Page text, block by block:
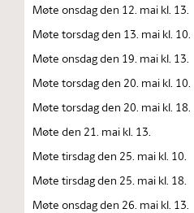
Møte onsdag den 12. mai kl. 13.
Møte torsdag den 13. mai kl. 10.
Møte onsdag den 19. mai kl. 13.
Møte torsdag den 20. mai kl. 10.
Møte torsdag den 20. mai kl. 18.
Møte den 21. mai kl. 13.
Møte tirsdag den 25. mai kl. 10.
Møte tirsdag den 25. mai kl. 18.
Møte onsdag den 26. mai kl. 13.